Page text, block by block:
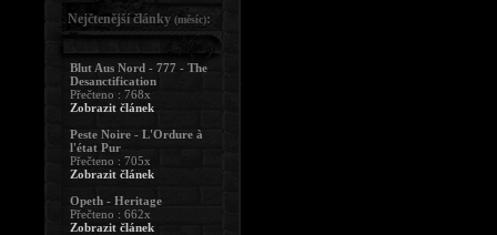
Nejčtenější články (měsíc):
Blut Aus Nord - 777 - The
Desanctification
Přečteno : 768x
Zobrazit článek
Peste Noire - L'Ordure à
l'état Pur
Přečteno : 705x
Zobrazit článek
Opeth - Heritage
Přečteno : 662x
Zobrazit článek